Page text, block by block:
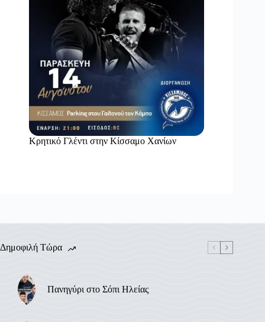
Κρητικό Γλέντι στην Κίσσαμο Χανίων
Δημοφιλή Τώρα
Πανηγύρι στο Σόπι Ηλείας